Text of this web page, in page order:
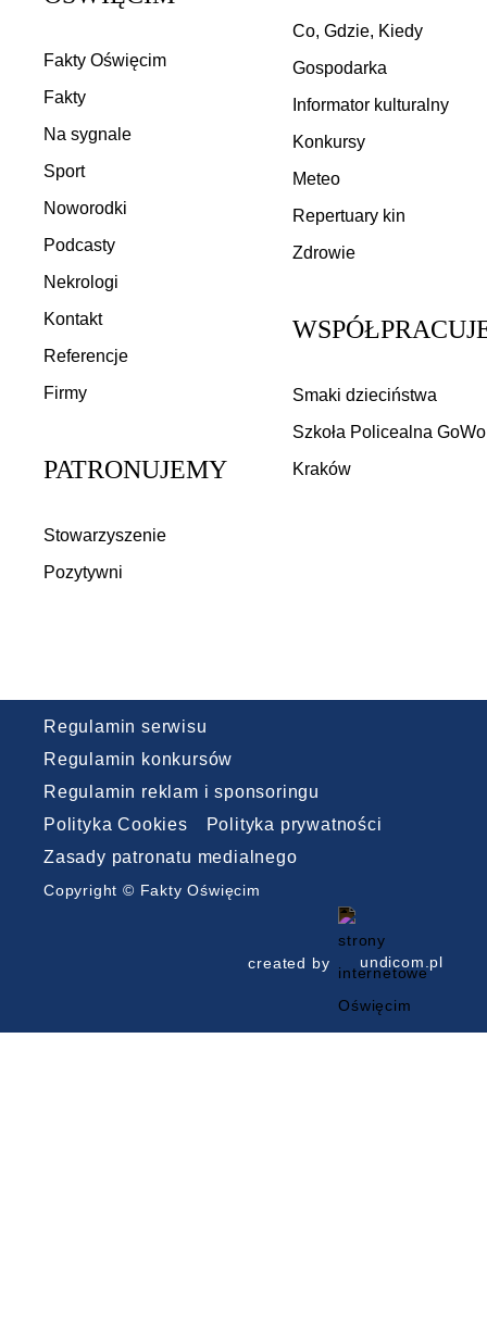
Zwiń
Fakty Oświęcim
Fakty
Na sygnale
Sport
Noworodki
Podcasty
Nekrologi
Kontakt
Referencje
Firmy
PATRONUJEMY
Rozwiń
Stowarzyszenie
Pozytywni
Co, Gdzie, Kiedy
Gospodarka
Informator kulturalny
Konkursy
Meteo
Repertuary kin
Zdrowie
Rozwiń
Smaki dzieciństwa
Szkoła Policealna
Kraków
Regulamin serwisu
Regulamin konkursów
Regulamin reklam i sponsoringu
Polityka Cookies
Polityka prywatności
Zasady patronatu medialnego
Copyright © Fakty Oświęcim
created by undicom.pl